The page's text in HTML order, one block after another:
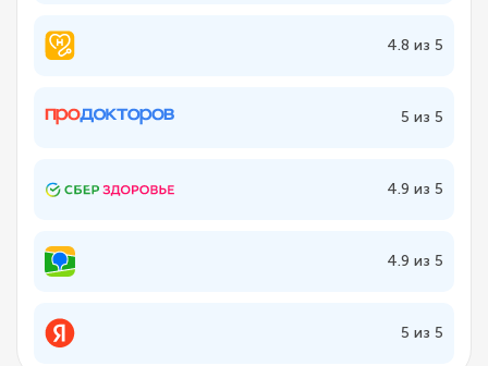
4.8 из 5
5 из 5
4.9 из 5
4.9 из 5
5 из 5